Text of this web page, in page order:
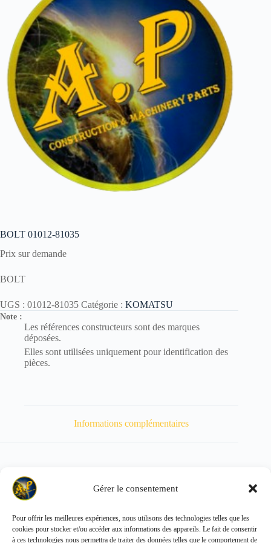
Gérer le consentement
Pour offrir les meilleures expériences, nous utilisons des technologies telles que les
cookies pour stocker et/ou accéder aux informations des appareils. Le fait de consentir
à ces technologies nous permettra de traiter des données telles que le comportement de
BOLT 01012-81035
Prix sur demande
BOLT
UGS : 01012-81035 Catégorie : KOMATSU
Note :
Les références constructeurs sont des marques
déposées.
Elles sont utilisées uniquement pour identification des
pièces.
Informations complémentaires
Poids 33 kg
Copyright © 2026 - ALL PARTS FRANCE SAS